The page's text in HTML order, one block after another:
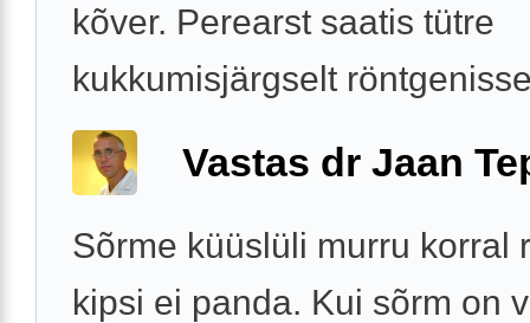
kõver. Perearst saatis tütre
kukkumisjärgselt
Vastas dr Jaan
Sõrme küüslüli murru korral
kipsi ei panda. Kui sõrm on